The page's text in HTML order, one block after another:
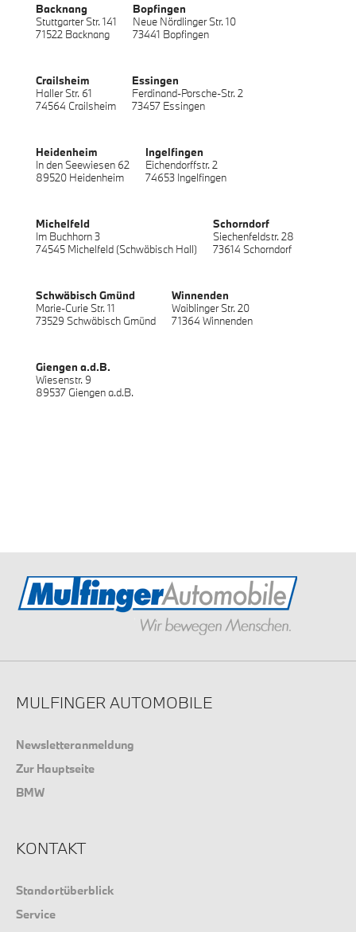
Backnang
Stuttgarter Str. 141
71522 Backnang
Bopfingen
Neue Nördlinger Str. 10
73441 Bopfingen
Crailsheim
Haller Str. 61
74564 Crailsheim
Essingen
Ferdinand-Porsche-Str. 2
73457 Essingen
Heidenheim
In den Seewiesen 62
89520 Heidenheim
Ingelfingen
Eichendorffstr. 2
74653 Ingelfingen
Michelfeld
Im Buchhorn 3
74545 Michelfeld (Schwäbisch Hall)
Schorndorf
Siechenfeldstr. 28
73614 Schorndorf
Schwäbisch Gmünd
Marie-Curie Str. 11
73529 Schwäbisch Gmünd
Winnenden
Waiblinger Str. 20
71364 Winnenden
Giengen a.d.B.
Wiesenstr. 9
89537 Giengen a.d.B.
MULFINGER AUTOMOBILE
Newsletteranmeldung
Zur Hauptseite
BMW
KONTAKT
Standortüberblick
Service